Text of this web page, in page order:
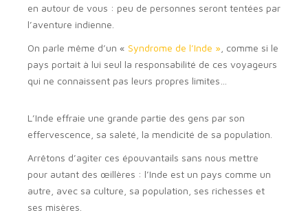
en autour de vous : peu de personnes seront tentées par
l’aventure indienne.
On parle même d’un « Syndrome de l’Inde » , comme si le
pays portait à lui seul la responsabilité de ces voyageurs
qui ne connaissent pas leurs propres limites…
L’Inde effraie une grande partie des gens par son
effervescence, sa saleté, la mendicité de sa population.
Arrêtons d’agiter ces épouvantails sans nous mettre
pour autant des œillères : l’Inde est un pays comme un
autre, avec sa culture, sa population, ses richesses et
ses misères.